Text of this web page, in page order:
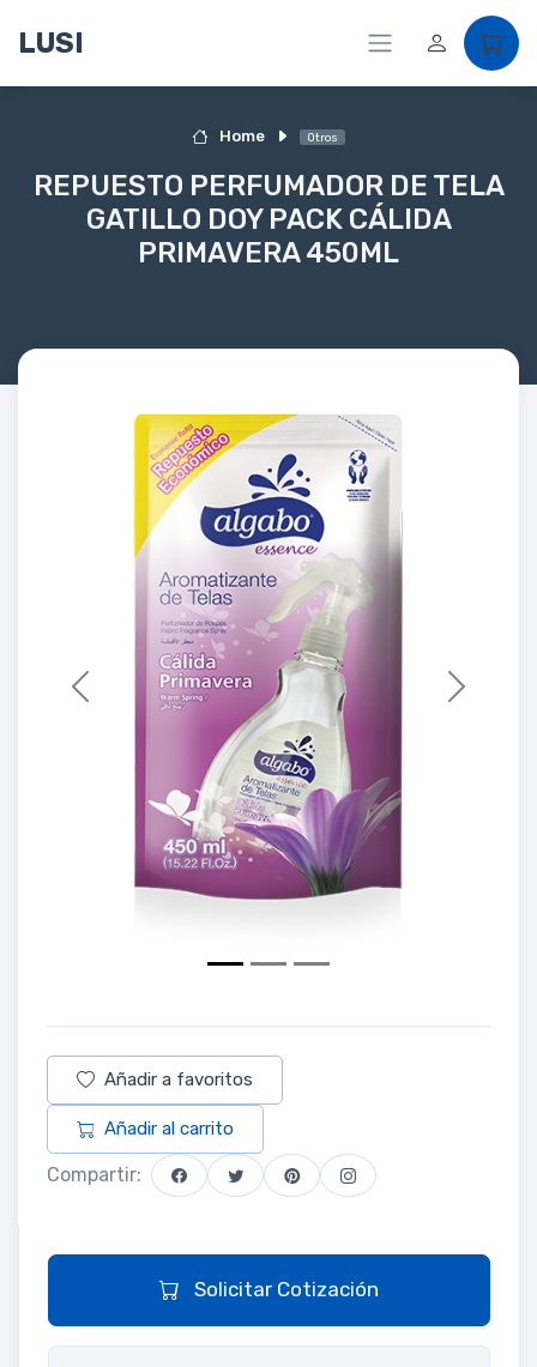
LUSI
Home Otros
REPUESTO PERFUMADOR DE TELA
GATILLO DOY PACK CÁLIDA
PRIMAVERA 450ML
Previous Next
Añadir a favoritos
Añadir al carrito
Compartir:
Solicitar Cotización